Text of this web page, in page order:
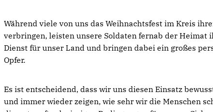
Während viele von uns das Weihnachtsfest im Kreis
verbringen, leisten unsere Soldaten fernab der Heimat
Dienst für unser Land und bringen dabei ein großes
Opfer.
Es ist entscheidend, dass wir uns diesen Einsatz
und immer wieder zeigen, wie sehr wir die Menschen